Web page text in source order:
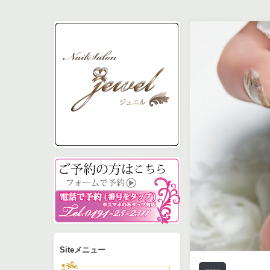
予約フォーム
電話0494-25-2311で予
Siteメニュー